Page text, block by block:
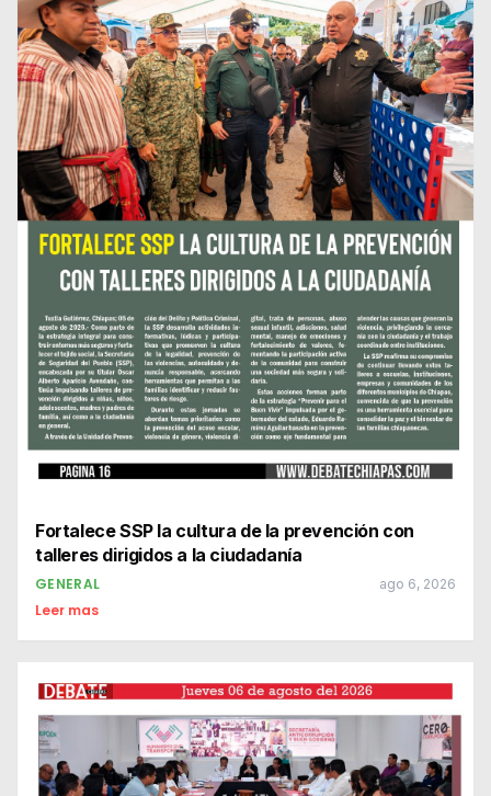
Fortalece SSP la cultura de la prevención con
talleres dirigidos a la ciudadanía
GENERAL ago 6, 2026
Leer mas